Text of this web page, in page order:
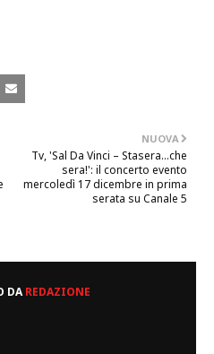
NUOVA
Tv, 'Sal Da Vinci – Stasera…che
sera!': il concerto evento
mercoledì 17 dicembre in prima
serata su Canale 5
DAREDAZIONE